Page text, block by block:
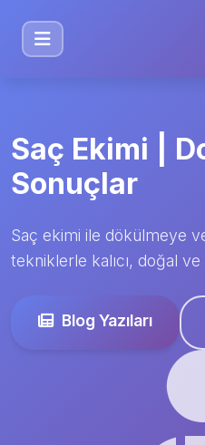
Saç Ekimi |
Sonuçlar
Saç ekimi ile dökülmeye
tekniklerle kalıcı, doğal
Blog Yazıları